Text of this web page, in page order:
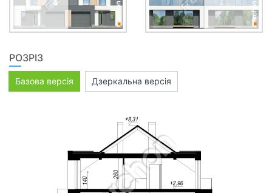
РОЗРІЗ
Базова версія Дзеркальна версія